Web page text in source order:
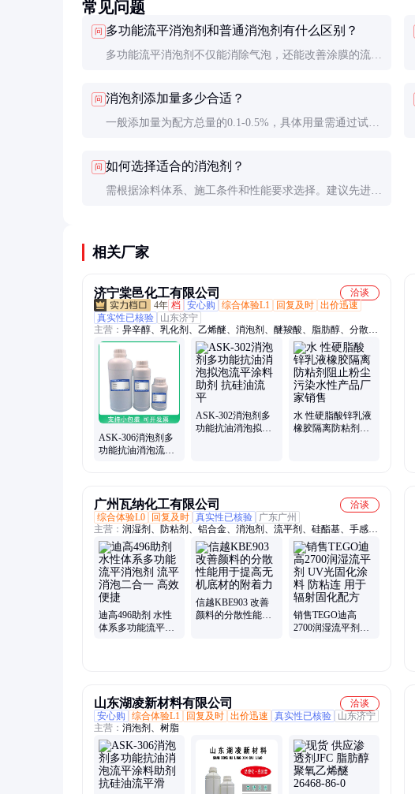
常见问题
问 多功能流平消泡剂和普通消泡剂有什么区别？
多功能流平消泡剂不仅能消除气泡，还能改善涂膜的流平
高装饰性要求的涂装体系。
问 消泡剂添加量多少合适？
一般添加量为配方总量的0.1-0.5%，具体用量需通过试验
问 如何选择适合的消泡剂？
需根据涂料体系、施工条件和性能要求选择。建议先进行
相关厂家
济宁棠邑化工有限公司
洽谈
4年 档 安心购 综合体验L1 回复及时 出价迅速
真实性已核验
山东济宁
主营： 异辛醇、乳化剂、乙烯醚、消泡剂、醚羧酸、脂肪醇、分散
剂、染色助剂、聚乙二醇、异构醇醚、泊洛沙姆、椰油酰胺、基羟乙
基、烷基糖苷、特辛基酚、聚氧乙烯、嵌段聚醚、单油酸酯、异构十
三醇、丙烯磺酸钠、氢化蓖麻油、丙烯酰胺基、醇醚葡糖苷、低泡渗
透剂、甲酯乙氧基、癸基葡糖苷
ASK-306消泡剂多
功能抗油消泡流平
ASK-302消泡剂多
功能抗油消泡拟泡
水 性硬脂酸锌乳液
橡胶隔离防粘剂阻
广州瓦纳化工有限公司
洽谈
综合体验L0
回复及时 真实性已核验
广东广州
主营： 润湿剂、防粘剂、铝合金、消泡剂、流平剂、硅酯基、手感
剂、疏水剂、脂粘合、环氧丙、密封胶、添加剂、润滑剂、爽滑剂、
水油两、粘合剂、胶粘剂、脱泡剂、聚氨酯、降低表、促进剂、偶联
剂、腻子胶、木器漆、家具涂料
迪高496助剂 水性
体系多功能流平消
信越KBE903 改善
颜料的分散性能用
销售TEGO迪高
2700润湿流平剂
山东湖凌新材料有限公司
洽谈
安心购
综合体验L1 回复及时 出价迅速 真实性已核验
山东济宁
主营： 消泡剂、树脂